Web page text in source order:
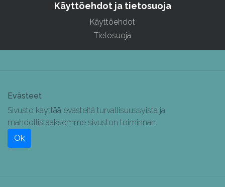
Käyttöehdot ja tietosuoja
Käyttöehdot
Tietosuoja
Evästeet
Sivusto käyttää evästeitä turvallisuussyistä ja
mahdollistaaksemme sivuston toiminnan.
Ok